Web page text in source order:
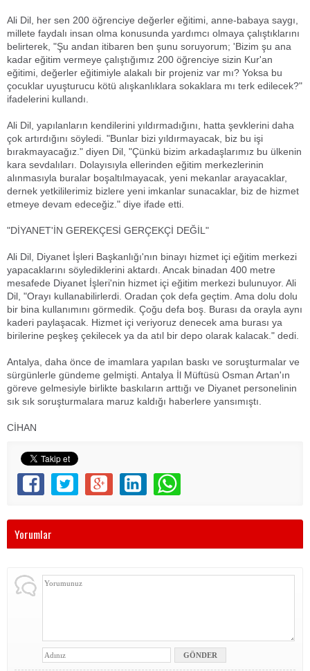
Ali Dil, her sen 200 öğrenciye değerler eğitimi, anne-babaya saygı,
millete faydalı insan olma konusunda yardımcı olmaya çalıştıklarını
belirterek, "Şu andan itibaren ben şunu soruyorum; 'Bizim şu ana
kadar eğitim vermeye çalıştığımız 200 öğrenciye sizin Kur'an
eğitimi, değerler eğitimiyle alakalı bir projeniz var mı? Yoksa bu
çocuklar uyuşturucu kötü alışkanlıklara sokaklara mı terk edilecek?"
ifadelerini kullandı.
Ali Dil, yapılanların kendilerini yıldırmadığını, hatta şevklerini daha
çok artırdığını söyledi. "Bunlar bizi yıldırmayacak, biz bu işi
bırakmayacağız." diyen Dil, "Çünkü bizim arkadaşlarımız bu ülkenin
kara sevdalıları. Dolayısıyla ellerinden eğitim merkezlerinin
alınmasıyla buralar boşaltılmayacak, yeni mekanlar arayacaklar,
dernek yetkililerimiz bizlere yeni imkanlar sunacaklar, biz de hizmet
etmeye devam edeceğiz." diye ifade etti.
"DİYANET'İN GEREKÇESİ GERÇEKÇİ DEĞİL"
Ali Dil, Diyanet İşleri Başkanlığı'nın binayı hizmet içi eğitim merkezi
yapacaklarını söylediklerini aktardı. Ancak binadan 400 metre
mesafede Diyanet İşleri'nin hizmet içi eğitim merkezi bulunuyor. Ali
Dil, "Orayı kullanabilirlerdi. Oradan çok defa geçtim. Ama dolu dolu
bir bina kullanımını görmedik. Çoğu defa boş. Burası da orayla aynı
kaderi paylaşacak. Hizmet içi veriyoruz denecek ama burası ya
birilerine peşkeş çekilecek ya da atıl bir depo olarak kalacak." dedi.
Antalya, daha önce de imamlara yapılan baskı ve soruşturmalar ve
sürgünlerle gündeme gelmişti. Antalya İl Müftüsü Osman Artan'ın
göreve gelmesiyle birlikte baskıların arttığı ve Diyanet personelinin
sık sık soruşturmalara maruz kaldığı haberlere yansımıştı.
CİHAN
Yorumlar